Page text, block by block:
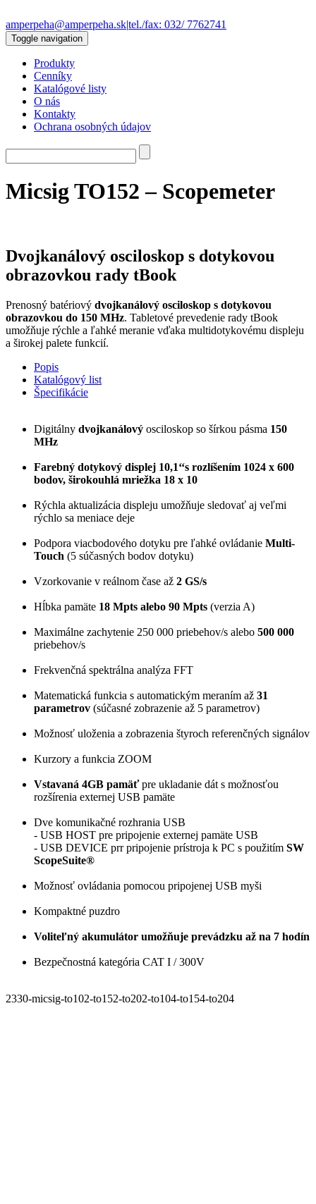
amperpeha@amperpeha.sk|tel./fax: 032/ 7762741
Toggle navigation
Produkty
Cenníky
Katalógové listy
O nás
Kontakty
Ochrana osobných údajov
Micsig TO152 – Scopemeter
Dvojkanálový osciloskop s dotykovou
obrazovkou rady tBook
Prenosný batériový dvojkanálový osciloskop s dotykovou
obrazovkou do 150 MHz. Tabletové prevedenie rady tBook
umožňuje rýchle a ľahké meranie vďaka multidotykovému displeju
a širokej palete funkcií.
Popis
Katalógový list
Špecifikácie
Digitálny dvojkanálový osciloskop so šírkou pásma 150
MHz
Farebný dotykový displej 10,1‘‘s rozlíšením 1024 x 600
bodov, širokouhlá mriežka 18 x 10
Rýchla aktualizácia displeju umožňuje sledovať aj veľmi
rýchlo sa meniace deje
Podpora viacbodového dotyku pre ľahké ovládanie Multi-
Touch (5 súčasných bodov dotyku)
Vzorkovanie v reálnom čase až 2 GS/s
Hĺbka pamäte 18 Mpts alebo 90 Mpts (verzia A)
Maximálne zachytenie 250 000 priebehov/s alebo 500 000
priebehov/s
Frekvenčná spektrálna analýza FFT
Matematická funkcia s automatickým meraním až 31
parametrov (súčasné zobrazenie až 5 parametrov)
Možnosť uloženia a zobrazenia štyroch referenčných signálov
Kurzory a funkcia ZOOM
Vstavaná 4GB pamäťpre ukladanie dát s možnosťou
rozšírenia externej USB pamäte
Dve komunikačné rozhrania USB
- USB HOST pre pripojenie externej pamäte USB
- USB DEVICE prr pripojenie prístroja k PC s použitím SW
ScopeSuite®
Možnosť ovládania pomocou pripojenej USB myši
Kompaktné puzdro
Voliteľný akumulátor umožňuje prevádzku až na 7 hodín
Bezpečnostná kategória CAT I / 300V
2330-micsig-to102-to152-to202-to104-to154-to204